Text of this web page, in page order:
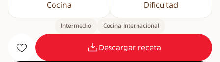
Cocina Dificultad
Intermedio Cocina Internacional
Descargar receta